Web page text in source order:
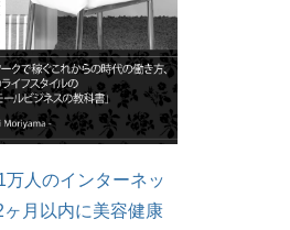
万人のインターネッ
ヶ月以内に美容健康